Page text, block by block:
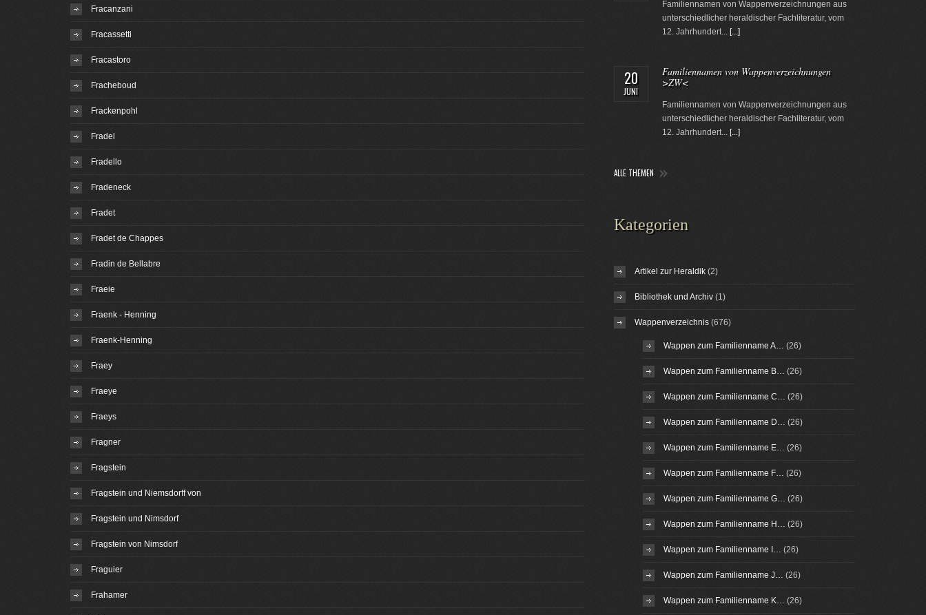
Fracanzani
Fracassetti
Fracastoro
Fracheboud
Frackenpohl
Fradel
Fradello
Fradeneck
Fradet
Fradet de Chappes
Fradin de Bellabre
Fraeie
Fraenk - Henning
Fraenk-Henning
Fraey
Fraeye
Fraeys
Fragner
Fragstein
Fragstein und Niemsdorff von
Fragstein und Nimsdorf
Fragstein von Nimsdorf
Fraguier
Frahamer
Familiennamen von Wappenverzeichnungen aus
unterschiedlicher heraldischer Fachliteratur, vom
12. Jahrhundert... [...]
20
JUNI
Familiennamen von Wappenverzeichnungen
>ZW<
Familiennamen von Wappenverzeichnungen aus
unterschiedlicher heraldischer Fachliteratur, vom
12. Jahrhundert... [...]
ALLE THEMEN
Kategorien
Artikel zur Heraldik(2)
Bibliothek und Archiv(1)
Wappenverzeichnis(676)
Wappen zum Familienname A… (26)
Wappen zum Familienname B… (26)
Wappen zum Familienname C… (26)
Wappen zum Familienname D… (26)
Wappen zum Familienname E… (26)
Wappen zum Familienname F… (26)
Wappen zum Familienname G… (26)
Wappen zum Familienname H… (26)
Wappen zum Familienname I… (26)
Wappen zum Familienname J… (26)
Wappen zum Familienname K… (26)